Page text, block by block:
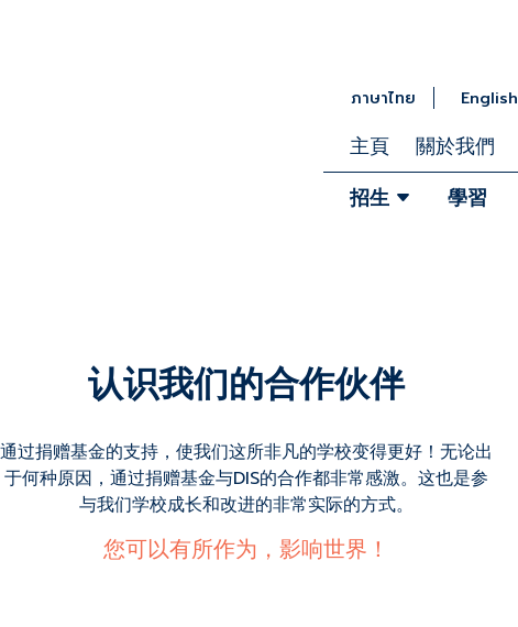
ภาษาไทย English
主頁 關於我們
招生
學習
认识我们的合作伙伴
通过捐赠基金的支持，使我们这所非凡的学校变得更好！无论出
于何种原因，通过捐赠基金与DIS的合作都非常感激。这也是参
与我们学校成长和改进的非常实际的方式。
您可以有所作为，影响世界！